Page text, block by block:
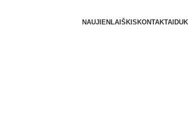
NAUJIENLAIŠKISKONTAKTAIDUK